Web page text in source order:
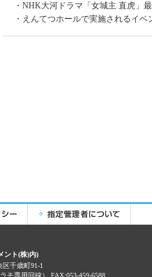
・NHK大河ドラマ「女城主 直虎」
・えんてつホールで実施されるイ
ント(株)内)
区千歳町91-1
モ専用回線） FAX:053-459-6588